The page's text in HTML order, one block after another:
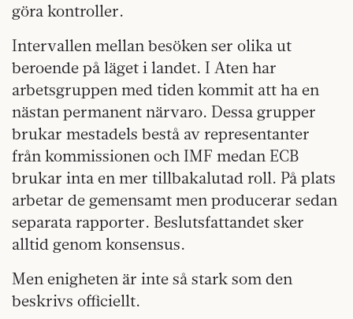
göra kontroller.
Intervallen mellan besöken ser olika ut
beroende på läget i landet. I Aten har
arbetsgruppen med tiden kommit att ha en
nästan permanent närvaro. Dessa grupper
brukar mestadels bestå av representanter
från kommissionen och IMF medan ECB
brukar inta en mer tillbakalutad roll. På plats
arbetar de gemensamt men producerar sedan
separata rapporter. Beslutsfattandet sker
alltid genom konsensus.
Men enigheten är inte så stark som den
beskrivs officiellt.